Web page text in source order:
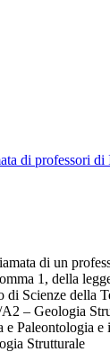
di professori di
di un
1, della
Scienze della
– Geologia
e Paleontologia
Strutturale